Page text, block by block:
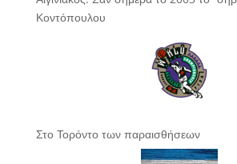
Κοντόπουλου
Στο Τορόντο των παραισθήσεων